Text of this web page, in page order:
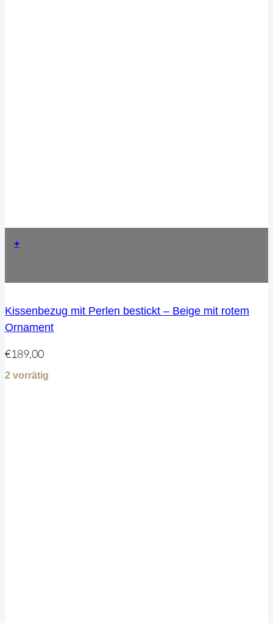
+
Kissenbezug mit Perlen bestickt – Beige mit rotem
Ornament
€189,00
2 vorrätig